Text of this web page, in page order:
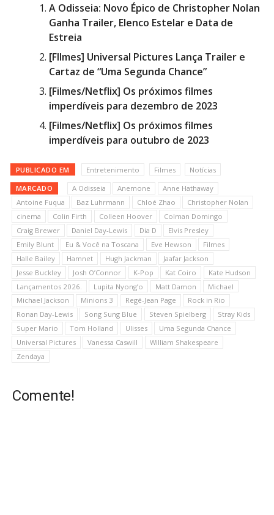
A Odisseia: Novo Épico de Christopher Nolan
Ganha Trailer, Elenco Estelar e Data de
Estreia
[FIlmes] Universal Pictures Lança Trailer e
Cartaz de “Uma Segunda Chance”
[Filmes/Netflix] Os próximos filmes
imperdíveis para dezembro de 2023
[Filmes/Netflix] Os próximos filmes
imperdíveis para outubro de 2023
PUBLICADO EM Entretenimento Filmes Notícias
MARCADO A Odisseia Anemone
Anne Hathaway
Antoine Fuqua
Baz Luhrmann Chloé Zhao
Christopher Nolan
cinema
Colin Firth Colleen Hoover
Colman Domingo
Craig Brewer
Daniel Day-Lewis Dia D
Elvis Presley
Emily Blunt
Eu & Você na Toscana Eve Hewson
Filmes
Halle Bailey
Hamnet Hugh Jackman
Jaafar Jackson
Jesse Buckley
Josh O’Connor K-Pop Kat Coiro
Kate Hudson
Lançamentos 2026.
Lupita Nyong’o Matt Damon
Michael
Michael Jackson
Minions 3 Regé-Jean Page
Rock in Rio
Ronan Day-Lewis
Song Sung Blue Steven Spielberg
Stray Kids
Super Mario
Tom Holland Ulisses
Uma Segunda Chance
Universal Pictures
Vanessa Caswill
William Shakespeare
Zendaya
Comente!